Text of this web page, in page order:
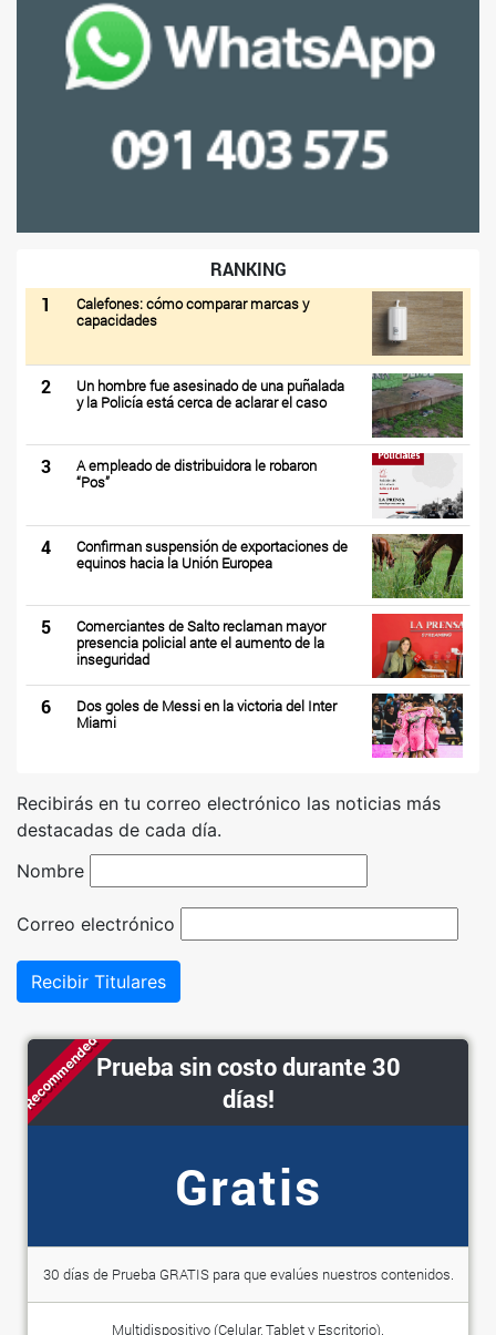
RANKING
1
Calefones: cómo comparar marcas y
capacidades
2
Un hombre fue asesinado de una puñalada
y la Policía está cerca de aclarar el caso
3
A empleado de distribuidora le robaron
“Pos”
4
Confirman suspensión de exportaciones de
equinos hacia la Unión Europea
5
Comerciantes de Salto reclaman mayor
presencia policial ante el aumento de la
inseguridad
6
Dos goles de Messi en la victoria del Inter
Miami
Recibirás en tu correo electrónico las noticias más
destacadas de cada día.
Nombre
Correo electrónico
Recibir Titulares
RecommendedPrueba sin costo durante 30
días!
Gratis
30 días de Prueba GRATIS para que evalúes nuestros contenidos.
Multidispositivo (Celular, Tablet y Escritorio).